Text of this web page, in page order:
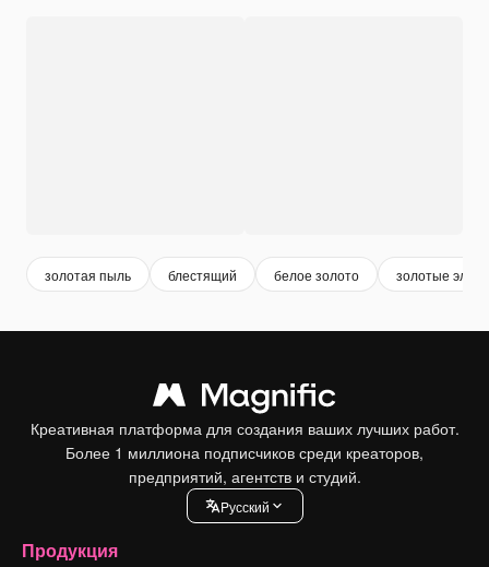
золотая пыль блестящий белое золото золотые
Креативная платформа для создания ваших лучших работ.
Более 1 миллиона подписчиков среди креаторов,
предприятий, агентств и студий.
Pусский
Продукция